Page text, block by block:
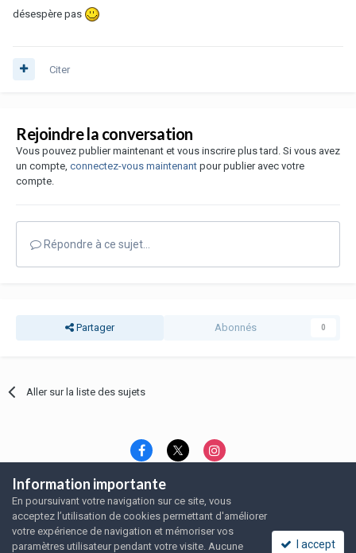
désespère pas
Citer
Rejoindre la conversation
Vous pouvez publier maintenant et vous inscrire plus tard. Si vous avez
un compte, connectez-vous maintenant pour publier avec votre
compte.
Répondre à ce sujet…
Partager Abonnés 0
Aller sur la liste des sujets
Langue Thème
Politique de confidentialité
Nous contacter
Nous contacter
SRFA, l'association des amoureux du rat domestique
Powered by Invision Community
Information importante
En poursuivant votre navigation sur ce site, vous
acceptez l’utilisation de cookies permettant d'améliorer
votre expérience de navigation et mémoriser vos
paramètres utilisateur pendant votre visite. Aucune
I accept